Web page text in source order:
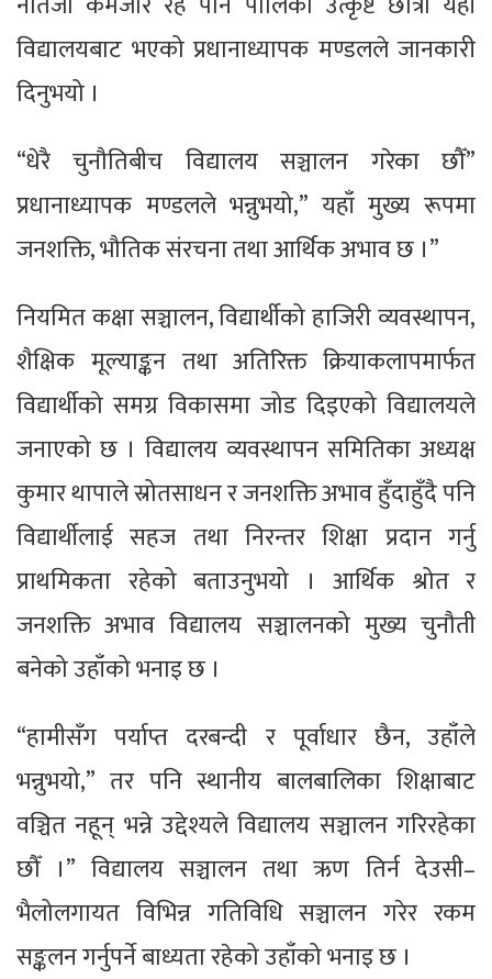
विद्यालयबाट भएको प्रधानाध्यापक मण्डलले जानकारी
दिनुभयो ।
“धेरै चुनौतिबीच विद्यालय सञ्चालन गरेका छौँ”
प्रधानाध्यापक मण्डलले भन्नुभयो,” यहाँ मुख्य रूपमा
जनशक्ति, भौतिक संरचना तथा आर्थिक अभाव छ ।”
नियमित कक्षा सञ्चालन, विद्यार्थीको हाजिरी व्यवस्थापन,
शैक्षिक मूल्याङ्कन तथा अतिरिक्त क्रियाकलापमार्फत
विद्यार्थीको समग्र विकासमा जोड दिइएको विद्यालयले
जनाएको छ । विद्यालय व्यवस्थापन समितिका अध्यक्ष
कुमार थापाले स्रोतसाधन र जनशक्ति अभाव हुँदाहुँदै पनि
विद्यार्थीलाई सहज तथा निरन्तर शिक्षा प्रदान गर्नु
प्राथमिकता रहेको बताउनुभयो । आर्थिक श्रोत र
जनशक्ति अभाव विद्यालय सञ्चालनको मुख्य चुनौती
बनेको उहाँको भनाइ छ ।
“हामीसँग पर्याप्त दरबन्दी र पूर्वाधार छैन, उहाँले
भन्नुभयो,” तर पनि स्थानीय बालबालिका शिक्षाबाट
वञ्चित नहून् भन्ने उद्देश्यले विद्यालय सञ्चालन गरिरहेका
छौँ ।” विद्यालय सञ्चालन तथा ऋण तिर्न देउसी–
भैलोलगायत विभिन्न गतिविधि सञ्चालन गरेर रकम
सङ्कलन गर्नुपर्ने बाध्यता रहेको उहाँको भनाइ छ ।